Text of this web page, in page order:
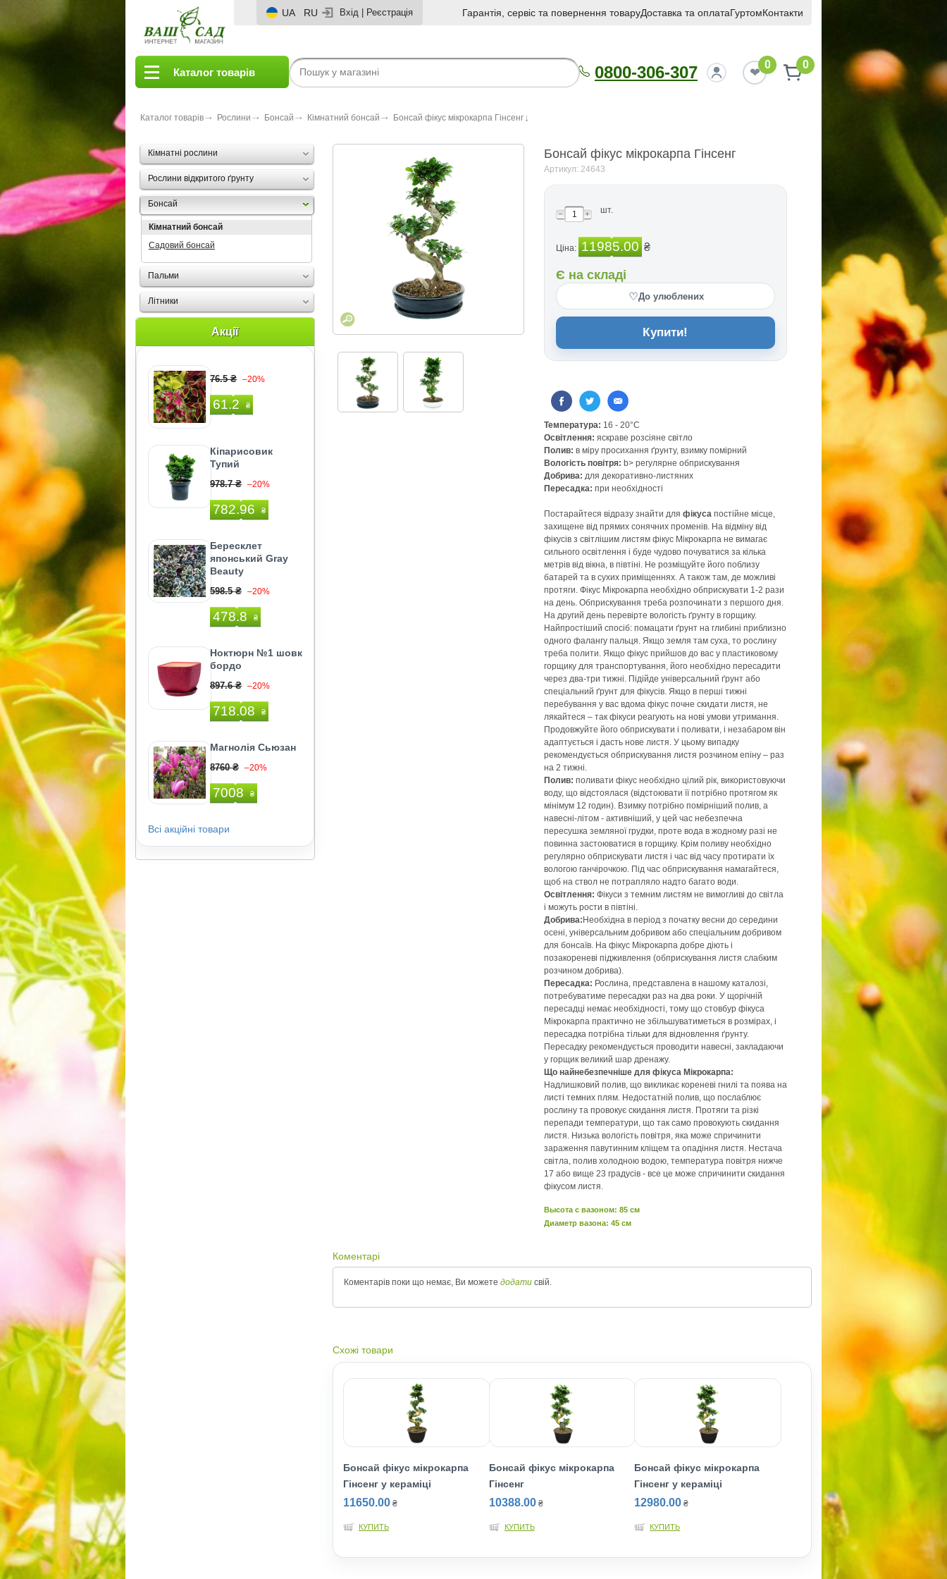
UA RU Вхід Реєстрація Гарантія, сервіс та повернення товаруДоставка та оплатаГуртомКонтакти
Каталог товарів 0800-306-307 0 0
Каталог товарів Рослини Бонсай Кімнатний бонсай Бонсай фікус мікрокарпа Гінсенг
Кімнатні рослини
Рослини відкритого ґрунту
Бонсай
Кімнатний бонсай
Садовий бонсай
Пальми
Літники
Акції
76.5 ₴ –20%
61.2 ₴
Кіпарисовик
Тупий
978.7 ₴ –20%
782.96 ₴
Бересклет
японський Gray
Beauty
598.5 ₴ –20%
478.8 ₴
Ноктюрн №1 шовк
бордо
897.6 ₴ –20%
718.08 ₴
Магнолія Сьюзан
8760 ₴ –20%
7008 ₴
Всі акційні товари
Бонсай фікус мікрокарпа Гінсенг
Артикул: 24643
шт.
Ціна: 11985.00 ₴
Є на складі
♡До улюблених
Купити!
Температура: 16 - 20°C
Освітлення: яскраве розсіяне світло
Полив: в міру просихання ґрунту, взимку помірний
Вологість повітря: b> регулярне обприскування
Добрива: для декоративно-листяних
Пересадка: при необхідності
Постарайтеся відразу знайти для фікуса постійне місце,
захищене від прямих сонячних променів. На відміну від
фікусів з світлішим листям фікус Мікрокарпа не вимагає
сильного освітлення і буде чудово почуватися за кілька
метрів від вікна, в півтіні. Не розміщуйте його поблизу
батарей та в сухих приміщеннях. А також там, де можливі
протяги. Фікус Мікрокарпа необхідно обприскувати 1-2 рази
на день. Обприскування треба розпочинати з першого дня.
На другий день перевірте вологість ґрунту в горщику.
Найпростіший спосіб: помацати ґрунт на глибині приблизно
одного фалангу пальця. Якщо земля там суха, то рослину
треба полити. Якщо фікус прийшов до вас у пластиковому
горщику для транспортування, його необхідно пересадити
через два-три тижні. Підійде універсальний ґрунт або
спеціальний ґрунт для фікусів. Якщо в перші тижні
перебування у вас вдома фікус почне скидати листя, не
лякайтеся – так фікуси реагують на нові умови утримання.
Продовжуйте його обприскувати і поливати, і незабаром він
адаптується і дасть нове листя. У цьому випадку
рекомендується обприскування листя розчином епіну – раз
на 2 тижні.
Полив: поливати фікус необхідно цілий рік, використовуючи
воду, що відстоялася (відстоювати її потрібно протягом як
мінімум 12 годин). Взимку потрібно помірніший полив, а
навесні-літом - активніший, у цей час небезпечна
пересушка земляної грудки, проте вода в жодному разі не
повинна застоюватися в горщику. Крім поливу необхідно
регулярно обприскувати листя і час від часу протирати їх
вологою ганчірочкою. Під час обприскування намагайтеся,
щоб на ствол не потрапляло надто багато води.
Освітлення: Фікуси з темним листям не вимогливі до світла
і можуть рости в півтіні.
Добрива: Необхідна в період з початку весни до середини
осені, універсальним добривом або спеціальним добривом
для бонсаїв. На фікус Мікрокарпа добре діють і
позакореневі підживлення (обприскування листя слабким
розчином добрива).
Пересадка: Рослина, представлена в нашому каталозі,
потребуватиме пересадки раз на два роки. У щорічній
пересадці немає необхідності, тому що стовбур фікуса
Мікрокарпа практично не збільшуватиметься в розмірах, і
пересадка потрібна тільки для відновлення ґрунту.
Пересадку рекомендується проводити навесні, закладаючи
у горщик великий шар дренажу.
Що найнебезпечніше для фікуса Мікрокарпа:
Надлишковий полив, що викликає кореневі гнилі та поява на
листі темних плям. Недостатній полив, що послаблює
рослину та провокує скидання листя. Протяги та різкі
перепади температури, що так само провокують скидання
листя. Низька вологість повітря, яка може спричинити
зараження павутинним кліщем та опадіння листя. Нестача
світла, полив холодною водою, температура повітря нижче
17 або вище 23 градусів - все це може спричинити скидання
фікусом листя.
Высота c вазоном: 85 см
Диаметр вазона: 45 см
Коментарі
Коментарів поки що немає, Ви можете додати свій.
Схожі товари
Бонсай фікус мікрокарпа
Гінсенг у кераміці
11650.00 ₴
КУПИТЬ
Бонсай фікус мікрокарпа
Гінсенг
10388.00 ₴
КУПИТЬ
Бонсай фікус мікрокарпа
Гінсенг у кераміці
12980.00 ₴
КУПИТЬ